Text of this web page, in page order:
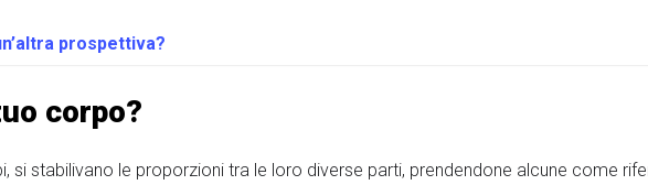
prospettiva?
corpo?
si stabilivano le proporzioni tra le loro diverse parti, prendendone alcune come